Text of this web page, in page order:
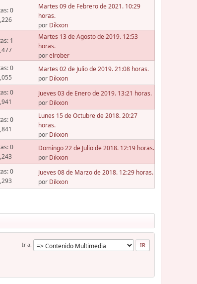
0
Martes 09 de Febrero de 2021. 10:29
horas.
por Dikxon
1
Martes 13 de Agosto de 2019. 12:53
horas.
porelrober
0
Martes 02 de Julio de 2019. 21:08 horas.
por Dikxon
0
Jueves 03 de Enero de 2019. 13:21 horas.
por Dikxon
0
Lunes 15 de Octubre de 2018. 20:27
horas.
por Dikxon
0
Domingo 22 de Julio de 2018. 12:19 horas.
por Dikxon
0
Jueves 08 de Marzo de 2018. 12:29 horas.
por Dikxon
Ir a